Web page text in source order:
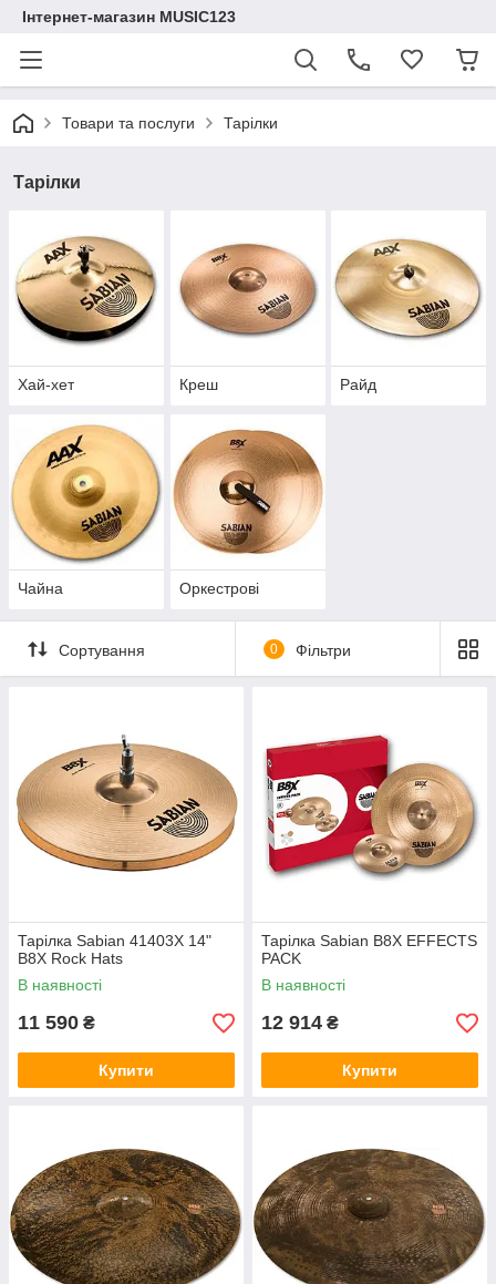
Інтернет-магазин MUSIC123
Товари та послуги Тарілки
Тарілки
Хай-хет Креш Райд
Чайна Оркестрові
Сортування 0 Фільтри
Тарілка Sabian 41403X 14"
B8X Rock Hats
В наявності
11 590 ₴
Купити
Тарілка Sabian B8X EFFECTS
PACK
В наявності
12 914 ₴
Купити